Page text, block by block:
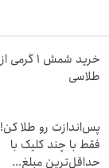
خرید شمش 1 گرمی از
طلاسی
پس‌اندازت رو طلا کن!
فقط با چند کلیک با
حداقل‌ترین مبلغ...